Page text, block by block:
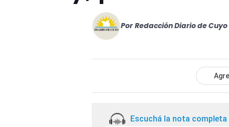
Por Redacción Diario de Cuyo
Escuchá la nota completa